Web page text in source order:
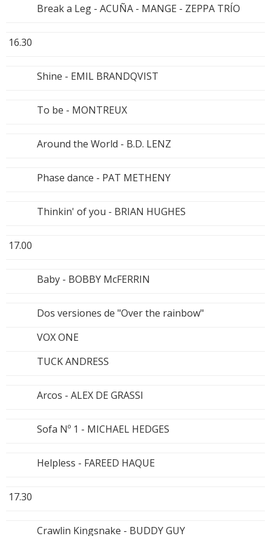
Break a Leg - ACUÑA - MANGE - ZEPPA TRÍO
16.30
Shine - EMIL BRANDQVIST
To be - MONTREUX
Around the World - B.D. LENZ
Phase dance - PAT METHENY
Thinkin' of you - BRIAN HUGHES
17.00
Baby - BOBBY McFERRIN
Dos versiones de "Over the rainbow"
VOX ONE
TUCK ANDRESS
Arcos - ALEX DE GRASSI
Sofa Nº 1 - MICHAEL HEDGES
Helpless - FAREED HAQUE
17.30
Crawlin Kingsnake - BUDDY GUY